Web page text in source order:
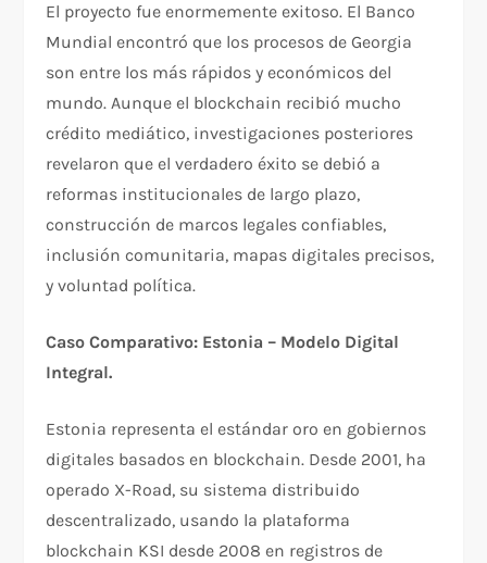
El proyecto fue enormemente exitoso. El Banco
Mundial encontró que los procesos de Georgia
son entre los más rápidos y económicos del
mundo. Aunque el blockchain recibió mucho
crédito mediático, investigaciones posteriores
revelaron que el verdadero éxito se debió a
reformas institucionales de largo plazo,
construcción de marcos legales confiables,
inclusión comunitaria, mapas digitales precisos,
y voluntad política.​
Caso Comparativo: Estonia – Modelo Digital
Integral.
Estonia representa el estándar oro en gobiernos
digitales basados en blockchain. Desde 2001, ha
operado X-Road, su sistema distribuido
descentralizado, usando la plataforma
blockchain KSI desde 2008 en registros de